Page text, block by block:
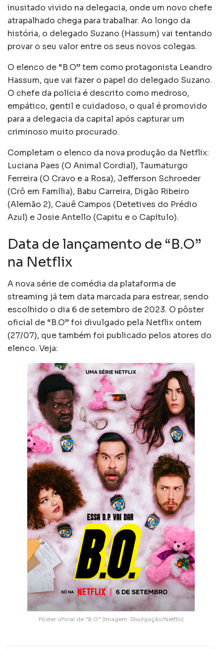
inusitado vivido na delegacia, onde um novo chefe
atrapalhado chega para trabalhar. Ao longo da
história, o delegado Suzano (Hassum) vai tentando
provar o seu valor entre os seus novos colegas.
O elenco de “B.O” tem como protagonista Leandro
Hassum, que vai fazer o papel do delegado Suzano.
O chefe da polícia é descrito como medroso,
empático, gentil e cuidadoso, o qual é promovido
para a delegacia da capital após capturar um
criminoso muito procurado.
Completam o elenco da nova produção da Netflix:
Luciana Paes (O Animal Cordial), Taumaturgo
Ferreira (O Cravo e a Rosa), Jefferson Schroeder
(Crô em Família), Babu Carreira, Digão Ribeiro
(Alemão 2), Cauê Campos (Detetives do Prédio
Azul) e Josie Antello (Capitu e o Capítulo).
Data de lançamento de “B.O”
na Netflix
A nova série de comédia da plataforma de
streaming já tem data marcada para estrear, sendo
escolhido o dia 6 de setembro de 2023. O pôster
oficial de “B.O” foi divulgado pela Netflix ontem
(27/07), que também foi publicado pelos atores do
elenco. Veja:
Pôster oficial de “B.O” (Imagem: Divulgação/Netflix)